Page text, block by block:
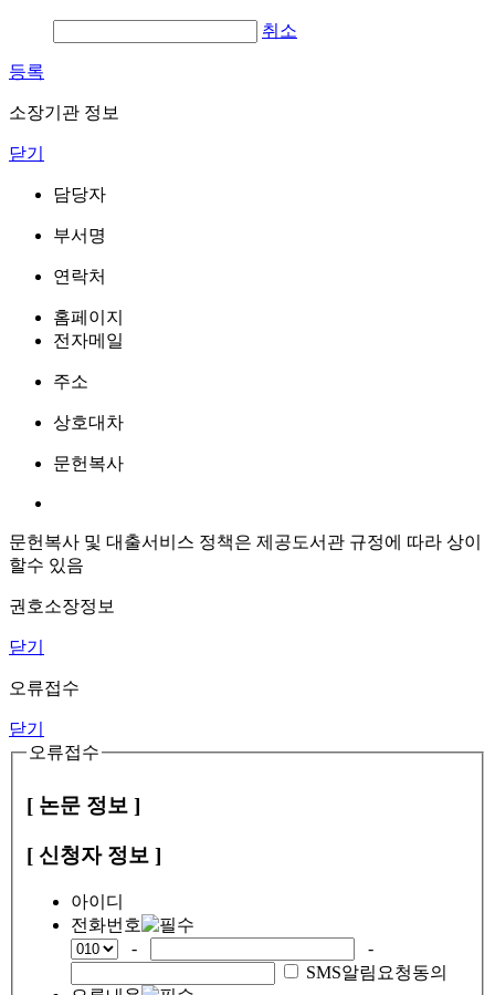
취소
등록
소장기관 정보
닫기
담당자
부서명
연락처
홈페이지
전자메일
주소
상호대차
문헌복사
문헌복사 및 대출서비스 정책은 제공도서관 규정에 따라 상이
할수 있음
권호소장정보
닫기
오류접수
닫기
오류접수
[ 논문 정보 ]
[ 신청자 정보 ]
아이디
전화번호
-
-
SMS알림요청동의